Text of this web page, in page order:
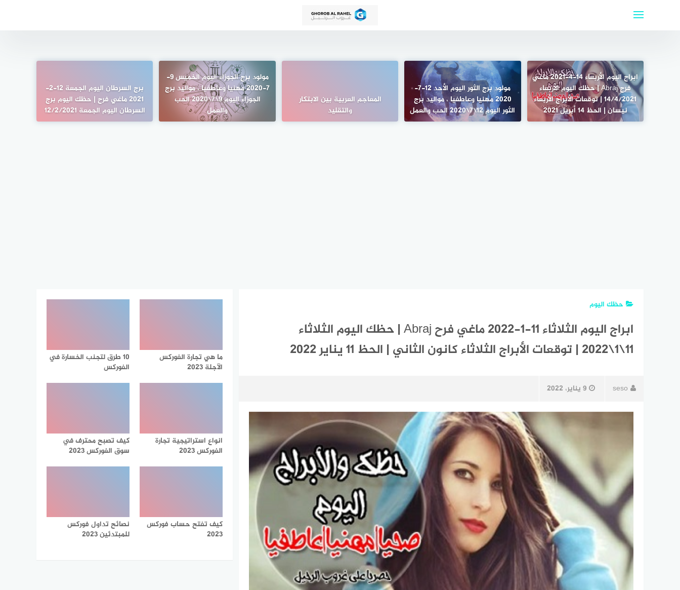
ابراج اليوم الأربعاء 14-4-2021 ماغي
فرح Abraj | حظك اليوم الأربعاء
14/4/2021 | توقعات الأبراج الأربعاء
نيسان | الحظ 14 أبريل 2021
مولود برج الثور اليوم الأحد 12-7-
2020 مهنيا وعاطفيا ، مواليد برج
الثور اليوم 12\7\2020 الحب والعمل
المعاجم العربية بين الابتكار
والتقليد
مولود برج الجوزاء اليوم الخميس 9-
7-2020 مهنيا وعاطفيا ، مواليد برج
الجوزاء اليوم 9\7\2020 الحب
والعمل
برج السرطان اليوم الجمعة 12-2-
2021 ماغي فرح | حظك اليوم برج
السرطان اليوم الجمعة 12/2/2021
حظك اليوم
ابراج اليوم الثلاثاء 11-1-2022 ماغي فرح Abraj | حظك اليوم الثلاثاء
11\1\2022 | توقعات الأبراج الثلاثاء كانون الثاني | الحظ 11 يناير 2022
seso 9 يناير، 2022
ما هي تجارة الفوركس
الآجلة 2023
10 طرق لتجنب الخسارة في
الفوركس
انواع استراتيجية تجارة
الفوركس 2023
كيف تصبح محترف في
سوق الفوركس 2023
كيف تفتح حساب فوركس
2023
نصائح تداول فوركس
للمبتدئين 2023